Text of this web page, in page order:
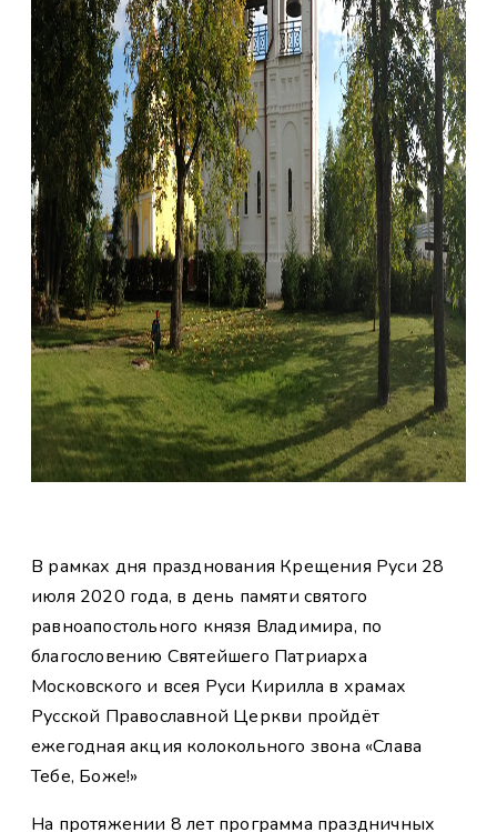
В рамках дня празднования Крещения Руси 28
июля 2020 года, в день памяти святого
равноапостольного князя Владимира, по
благословению Святейшего Патриарха
Московского и всея Руси Кирилла в храмах
Русской Православной Церкви пройдёт
ежегодная акция колокольного звона «Слава
Тебе, Боже!»
На протяжении 8 лет программа праздничных